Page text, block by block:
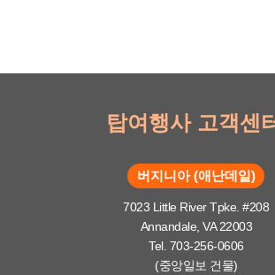
탑여행사 고객센
버지니아 (애난데일)
7023 Little River Tpke. #208
Annandale, VA 22003
Tel. 703-256-0606
(중앙일보 건물)